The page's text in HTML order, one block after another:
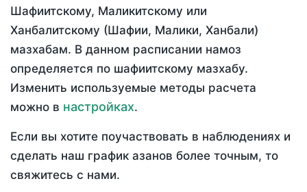
Шафиитскому, Маликитскому или
Ханбалитскому (Шафии, Малики, Ханбали)
мазхабам. В данном расписании намоз
определяется по шафиитскому мазхабу.
Изменить используемые методы расчета
можно в настройках.
Если вы хотите поучаствовать в наблюдениях и
сделать наш график азанов более точным, то
свяжитесь с нами.